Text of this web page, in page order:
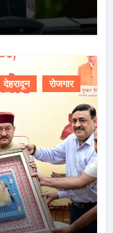
देहरादून रोजगार